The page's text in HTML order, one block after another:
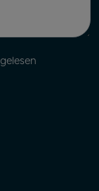
gelesen